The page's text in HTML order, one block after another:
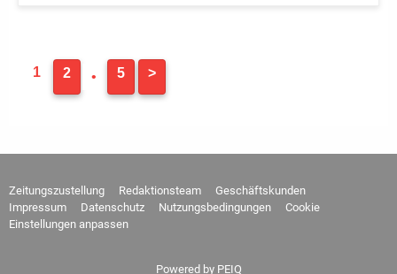
1 2 • 5 >
Zeitungszustellung Redaktionsteam
Geschäftskunden
Impressum
Datenschutz Nutzungsbedingungen
Cookie
Einstellungen anpassen
Powered by PEIQ